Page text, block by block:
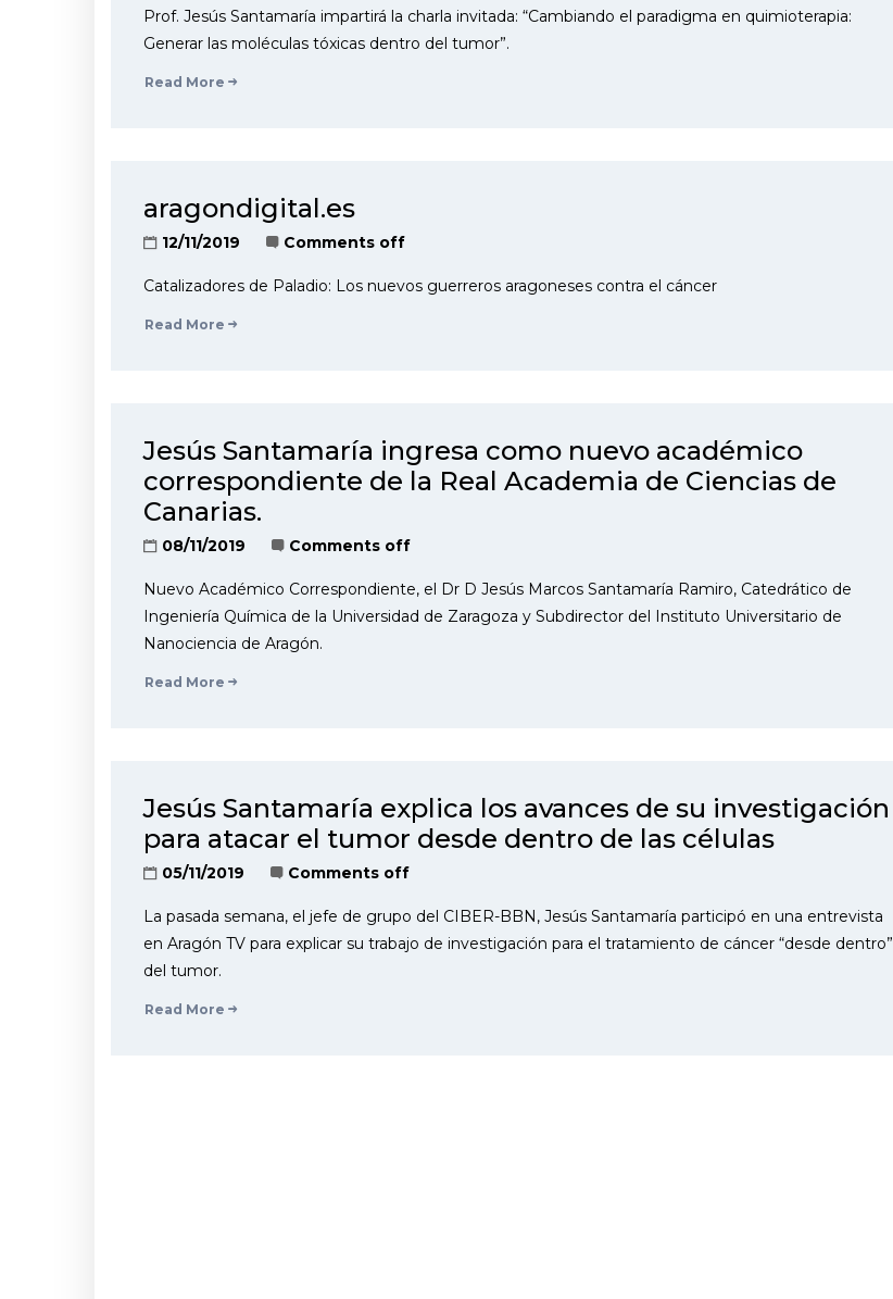
Prof. Jesús Santamaría impartirá la charla invitada: “Cambiando el paradigma en quimioterapia:
Generar las moléculas tóxicas dentro del tumor”.
Read More
aragondigital.es
12/11/2019 Comments off
Catalizadores de Paladio: Los nuevos guerreros aragoneses contra el cáncer
Read More
Jesús Santamaría ingresa como nuevo académico
correspondiente de la Real Academia de Ciencias de
Canarias.
08/11/2019 Comments off
Nuevo Académico Correspondiente, el Dr D Jesús Marcos Santamaría Ramiro, Catedrático de
Ingeniería Química de la Universidad de Zaragoza y Subdirector del Instituto Universitario de
Nanociencia de Aragón.
Read More
Jesús Santamaría explica los avances de su investigación
para atacar el tumor desde dentro de las células
05/11/2019 Comments off
La pasada semana, el jefe de grupo del CIBER-BBN, Jesús Santamaría participó en una entrevista
en Aragón TV para explicar su trabajo de investigación para el tratamiento de cáncer “desde dentro”
del tumor.
Read More